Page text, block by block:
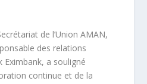
de l’Union AMAN,
des relations
Eximbank, a souligné
continue et de la